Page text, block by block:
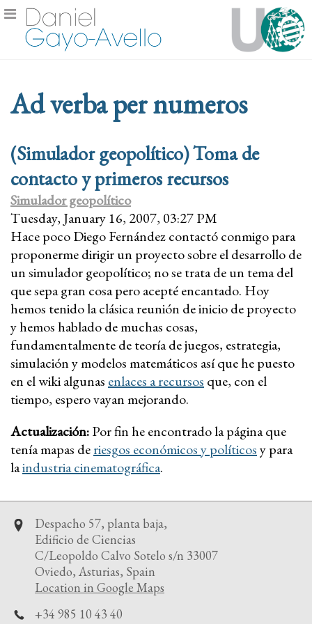
Ad verba per numeros
(Simulador geopolítico) Toma de
contacto y primeros recursos
Simulador geopolítico
Tuesday, January 16, 2007, 03:27 PM
Hace poco Diego Fernández contactó conmigo para
proponerme dirigir un proyecto sobre el desarrollo de
un simulador geopolítico; no se trata de un tema del
que sepa gran cosa pero acepté encantado. Hoy
hemos tenido la clásica reunión de inicio de proyecto
y hemos hablado de muchas cosas,
fundamentalmente de teoría de juegos, estrategia,
simulación y modelos matemáticos así que he puesto
en el wiki algunas enlaces a recursos que, con el
tiempo, espero vayan mejorando.
Actualización:Por fin he encontrado la página que
tenía mapas deriesgos económicos y políticosy para
laindustria cinematográfica.
Despacho 57, planta baja,
Edificio de Ciencias
C/Leopoldo Calvo Sotelo s/n 33007
Oviedo, Asturias, Spain
Location in Google Maps
+34 985 10 43 40